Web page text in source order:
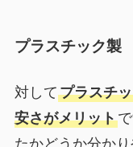
プラスチック製
対してプラスチ
安さがメリット
たかどうか分かり